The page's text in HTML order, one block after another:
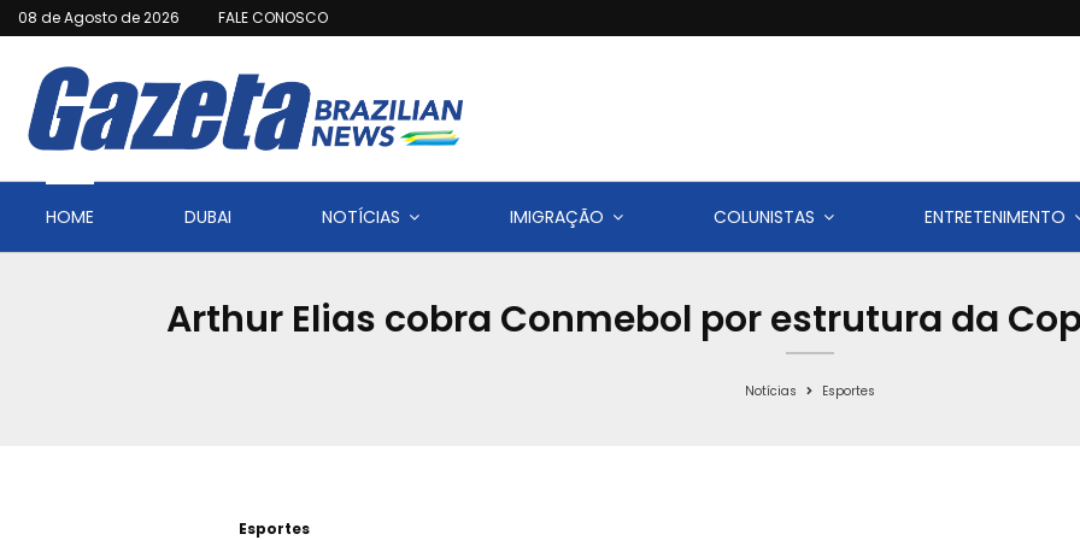
08 de Agosto de 2026 FALE CONOSCO
HOME DUBAI NOTÍCIAS IMIGRAÇÃO COLUNISTAS ENTRETENIMENTO
Arthur Elias cobra Conmebol por estrutura da
Notícias Esportes
Esportes